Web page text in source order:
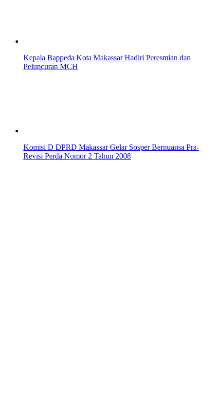
Kepala Bappeda Kota Makassar Hadiri Peresmian dan
Peluncuran MCH
Komisi D DPRD Makassar Gelar Sosper Bernuansa Pra-
Revisi Perda Nomor 2 Tahun 2008